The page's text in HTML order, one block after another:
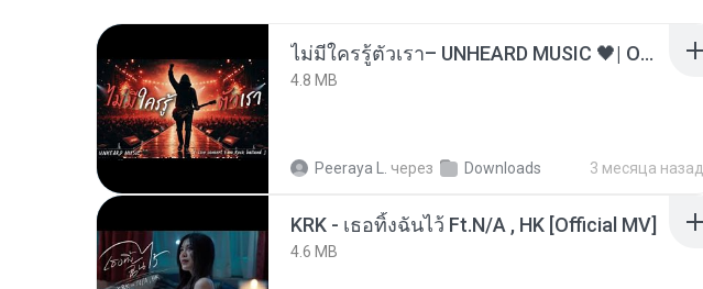
ไม่มีใครรู้ตัวเรา– UNHEARD MUSIC 🖤| Official Lyric Video | เพลงสู้ชีวิต
4.8 MB
Peeraya L. через Downloads 3 месяца назад
KRK - เธอทิ้งฉันไว้ Ft.N/A , HK [Official MV]
4.6 MB